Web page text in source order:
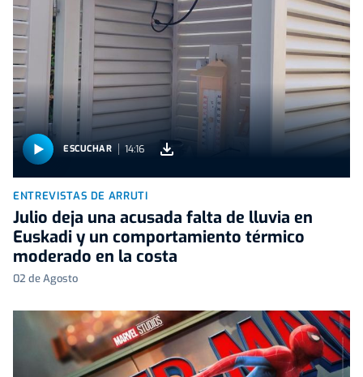
ESCUCHAR 14:16
ENTREVISTAS DE ARRUTI
Julio deja una acusada falta de lluvia en
Euskadi y un comportamiento térmico
moderado en la costa
02 de Agosto